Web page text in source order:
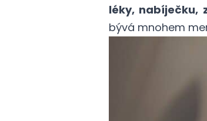
léky, nabíječku,
bývá mnohem